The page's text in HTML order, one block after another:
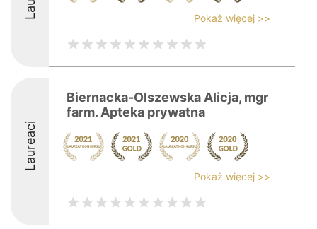
Pokaż więcej >>
Laureaci
Biernacka-Olszewska Alicja, mgr
farm. Apteka prywatna
Pokaż więcej >>